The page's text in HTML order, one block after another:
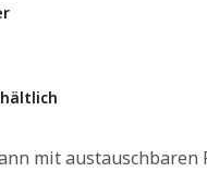
mit austauschbaren